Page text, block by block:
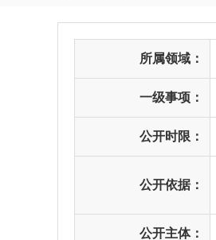
所属领域：
一级事项：
公开时限：
公开依据：
公开主体：